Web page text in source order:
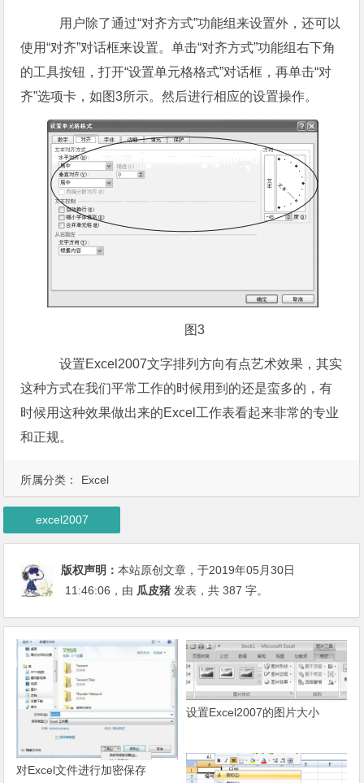
用户除了通过“对齐方式”功能组来设置外，还可以
使用“对齐”对话框来设置。单击“对齐方式”功能组右下角
的工具按钮，打开“设置单元格格式”对话框，再单击“对
齐”选项卡，如图3所示。然后进行相应的设置操作。
图3
设置Excel2007文字排列方向有点艺术效果，其实
这种方式在我们平常工作的时候用到的还是蛮多的，有
时候用这种效果做出来的Excel工作表看起来非常的专业
和正规。
所属分类： Excel
excel2007
版权声明：本站原创文章，于2019年05月30日
11:46:06 ，由 瓜皮猪 发表，共 387 字。
对Excel文件进行加密保存
设置Excel2007的图片大小